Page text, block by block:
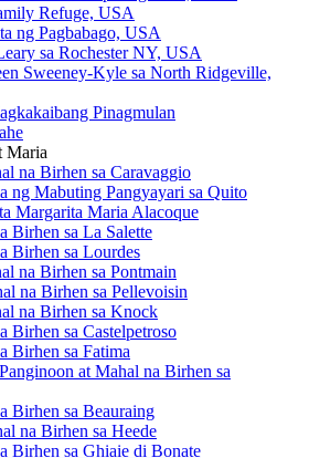
Refuge, USA
ng Pagbabago, USA
sa Rochester NY, USA
Sweeney-Kyle sa North Ridgeville,
Pinagmulan
Maria
na Birhen sa Caravaggio
ng Mabuting Pangyayari sa Quito
Margarita Maria Alacoque
Birhen sa La Salette
Birhen sa Lourdes
na Birhen sa Pontmain
na Birhen sa Pellevoisin
na Birhen sa Knock
Birhen sa Castelpetroso
Birhen sa Fatima
at Mahal na Birhen sa
Birhen sa Beauraing
na Birhen sa Heede
Birhen sa Ghiaie di Bonate